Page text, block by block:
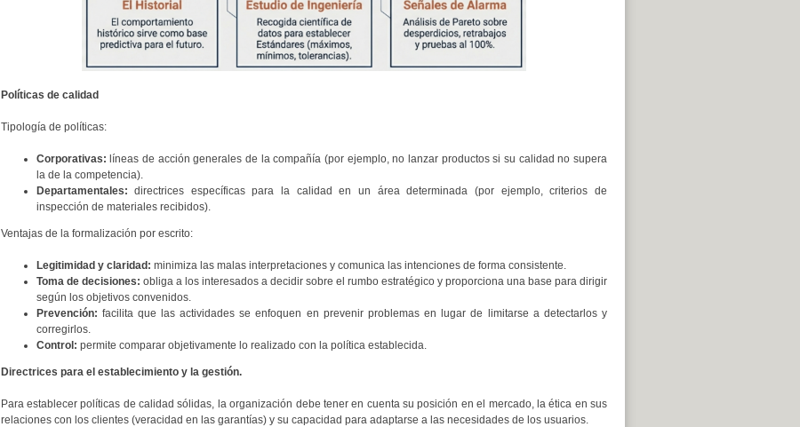
Políticas de calidad
Tipología de políticas:
Corporativas: líneas de acción generales de la compañía (por ejemplo, no lanzar productos si su calidad no supera
la de la competencia).
Departamentales: directrices específicas para la calidad en un área determinada (por ejemplo, criterios de
inspección de materiales recibidos).
Ventajas de la formalización por escrito:
Legitimidad y claridad: minimiza las malas interpretaciones y comunica las intenciones de forma consistente.
Toma de decisiones: obliga a los interesados a decidir sobre el rumbo estratégico y proporciona una base para dirigir
según los objetivos convenidos.
Prevención: facilita que las actividades se enfoquen en prevenir problemas en lugar de limitarse a detectarlos y
corregirlos.
Control: permite comparar objetivamente lo realizado con la política establecida.
Directrices para el establecimiento y la gestión.
Para establecer políticas de calidad sólidas, la organización debe tener en cuenta su posición en el mercado, la ética en sus
relaciones con los clientes (veracidad en las garantías) y su capacidad para adaptarse a las necesidades de los usuarios.